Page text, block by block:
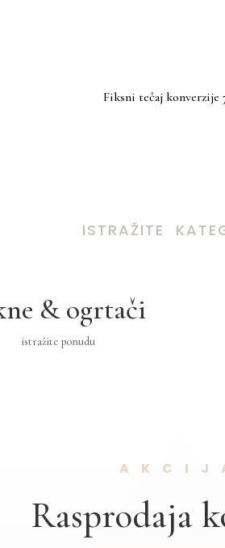
Fiksni tečaj konverzije
ISTRAŽITE
& ogrtači
istražite ponudu
Rasprodaja